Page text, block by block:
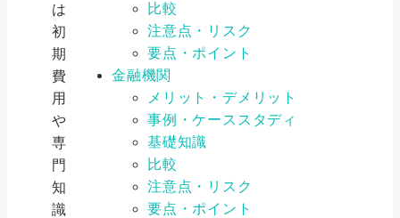
は
初
期
費
用
や
専
門
知
識
比較
注意点・リスク
要点・ポイント
金融機関
メリット・デメリット
事例・ケーススタディ
基礎知識
比較
注意点・リスク
要点・ポイント